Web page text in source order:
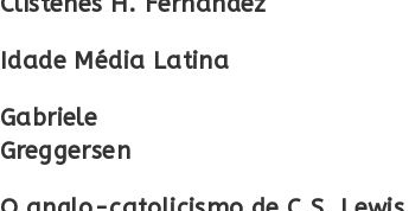
Idade Média Latina
Gabriele
Greggersen